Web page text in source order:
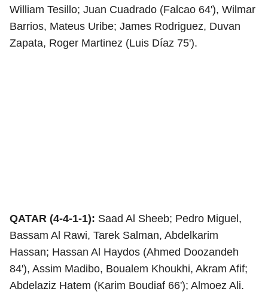
William Tesillo; Juan Cuadrado (Falcao 64'), Wilmar
Barrios, Mateus Uribe; James Rodriguez, Duvan
Zapata, Roger Martinez (Luis Díaz 75').
QATAR (4-4-1-1): Saad Al Sheeb; Pedro Miguel,
Bassam Al Rawi, Tarek Salman, Abdelkarim
Hassan; Hassan Al Haydos (Ahmed Doozandeh
84'), Assim Madibo, Boualem Khoukhi, Akram Afif;
Abdelaziz Hatem (Karim Boudiaf 66'); Almoez Ali.